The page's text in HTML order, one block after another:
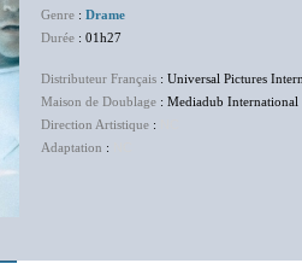
Genre : Drame
Durée : 01h27
Distributeur Français : Universal Pictures
Maison de Doublage : Mediadub International
Direction Artistique :
Adaptation :